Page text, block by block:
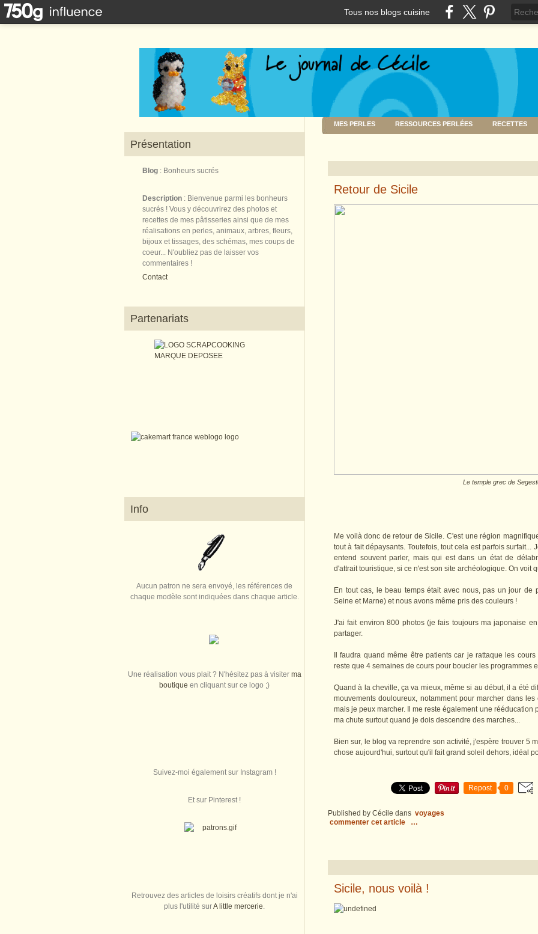
Tous nos blogs cuisine
Présentation
Blog : Bonheurs sucrés
Description : Bienvenue parmi les bonheurs
sucrés ! Vous y découvrirez des photos et
recettes de mes pâtisseries ainsi que de mes
réalisations en perles, animaux, arbres, fleurs,
bijoux et tissages, des schémas, mes coups de
coeur... N'oubliez pas de laisser vos
commentaires !
Contact
Partenariats
Info
Aucun patron ne sera envoyé, les références de
chaque modèle sont indiquées dans chaque article.
Une réalisation vous plait ? N'hésitez pas à visiter ma
boutique en cliquant sur ce logo ;)
Suivez-moi également sur Instagram !
Et sur Pinterest !
Retrouvez des articles de loisirs créatifs dont je n'ai
plus l'utilité surA little mercerie.
MES PERLES RESSOURCES PERLÉES RECETTES
Retour de Sicile
Le temple grec de
Me voilà donc de retour de Sicile. C'est une région
tout à fait dépaysants. Toutefois, tout cela est parfois surfait...
entend souvent parler, mais qui est dans un état de
d'attrait touristique, si ce n'est son site archéologique. On voit
En tout cas, le beau temps était avec nous, pas un jour de
Seine et Marne) et nous avons même pris des couleurs !
J'ai fait environ 800 photos (je fais toujours ma japonaise
partager.
Il faudra quand même être patients car je rattaque les
reste que 4 semaines de cours pour boucler les programmes
Quand à la cheville, ça va mieux, même si au début, il a été
mouvements douloureux, notamment pour marcher dans
mais je peux marcher. Il me reste également une rééducation
ma chute surtout quand je dois descendre des marches...
Bien sur, le blog va reprendre son activité, j'espère trouver 5
chose aujourd'hui, surtout qu'il fait grand soleil dehors, idéal
Repost 0
Published by Cécile dans voyages
commenter cet article
…
Sicile, nous voilà !